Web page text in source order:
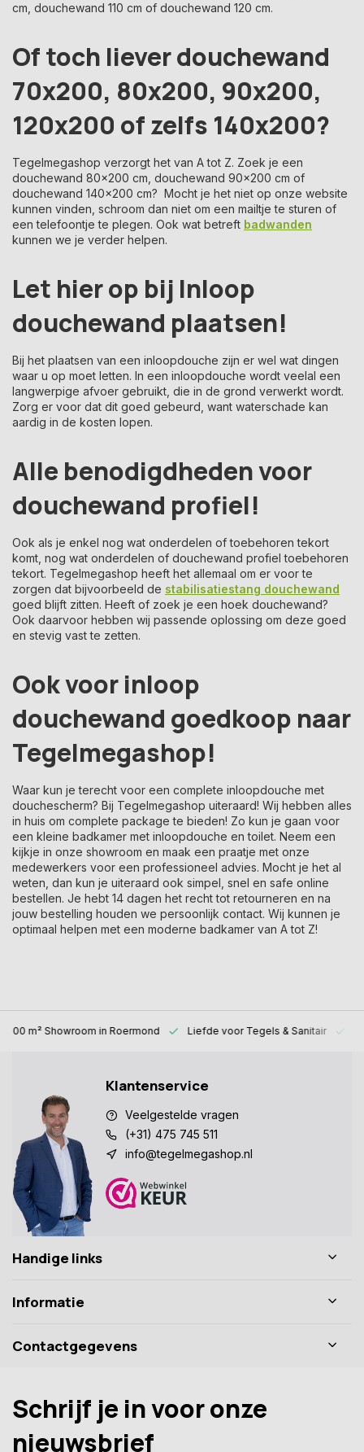
cm, douchewand 110 cm of douchewand 120 cm.
Of toch liever douchewand
70x200, 80x200, 90x200,
120x200 of zelfs 140x200?
Tegelmegashop verzorgt het van A tot Z. Zoek je een
douchewand 80x200 cm, douchewand 90x200 cm of
douchewand 140x200 cm? Mocht je het niet op onze website
kunnen vinden, schroom dan niet om een mailtje te sturen of
een telefoontje te plegen. Ook wat betreft badwanden
kunnen we je verder helpen.
Let hier op bij Inloop
douchewand plaatsen!
Bij het plaatsen van een inloopdouche zijn er wel wat dingen
waar u op moet letten. In een inloopdouche wordt veelal een
langwerpige afvoer gebruikt, die in de grond verwerkt wordt.
Zorg er voor dat dit goed gebeurd, want waterschade kan
aardig in de kosten lopen.
Alle benodigdheden voor
douchewand profiel!
Ook als je enkel nog wat onderdelen of toebehoren tekort
komt, nog wat onderdelen of douchewand profiel toebehoren
tekort. Tegelmegashop heeft het allemaal om er voor te
zorgen dat bijvoorbeeld de stabilisatiestang douchewand
goed blijft zitten. Heeft of zoek je een hoek douchewand?
Ook daarvoor hebben wij passende oplossing om deze goed
en stevig vast te zetten.
Ook voor inloop
douchewand goedkoop naar
Tegelmegashop!
Waar kun je terecht voor een complete inloopdouche met
douchescherm? Bij Tegelmegashop uiteraard! Wij hebben alles
in huis om complete package te bieden! Zo kun je gaan voor
een kleine badkamer met inloopdouche en toilet. Neem een
kijkje in onze showroom en maak een praatje met onze
medewerkers voor een professioneel advies. Mocht je het al
weten, dan kun je uiteraard ook simpel, snel en safe online
bestellen. Je hebt 14 dagen het recht tot retourneren en na
jouw bestelling houden we persoonlijk contact. Wij kunnen je
optimaal helpen met een moderne badkamer van A tot Z!
1000 m² Showroom in Roermond Liefde voorTegels & Sanitair
Klantenservice
Veelgestelde vragen
(+31) 475 745 511
info@tegelmegashop.nl
Handige links
Informatie
Contactgegevens
Schrijf je in voor onze
nieuwsbrief